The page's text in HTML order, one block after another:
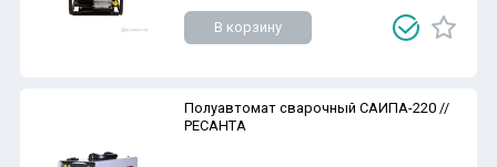
В корзину
Полуавтомат сварочный САИПА-220 //
РЕСАНТА